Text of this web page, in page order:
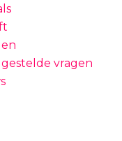
gestelde vragen